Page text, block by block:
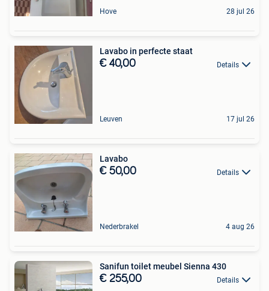
Hove 28 jul 26
Lavabo in perfecte staat
€ 40,00 Details
Leuven 17 jul 26
Lavabo
€ 50,00 Details
Nederbrakel 4 aug 26
Sanifun toilet meubel Sienna 430
€ 255,00 Details